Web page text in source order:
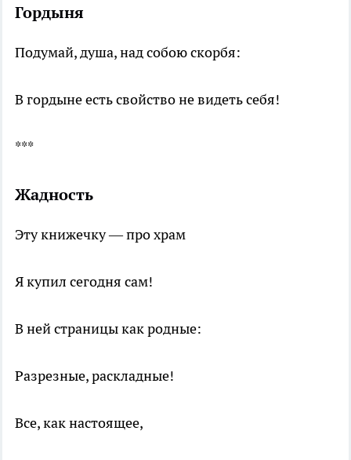
Гордыня
Подумай, душа, над собою скорбя:
В гордыне есть свойство не видеть себя!
***
Жадность
Эту книжечку — про храм
Я купил сегодня сам!
В ней страницы как родные:
Разрезные, раскладные!
Все, как настоящее,